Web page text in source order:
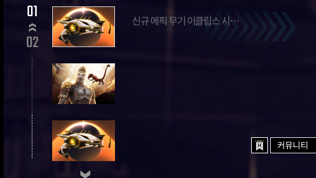
신규 에픽 무기 이클립스 시프터
01
02
커뮤니티